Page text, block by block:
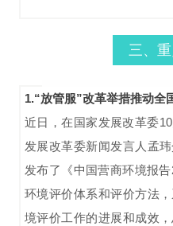
三、
1.“放管服”改革举措推动全
近日，在国家发展改革委
发展改革委新闻发言人孟
发布了《中国营商环境报
环境评价体系和评价方法
境评价工作的进展和成效